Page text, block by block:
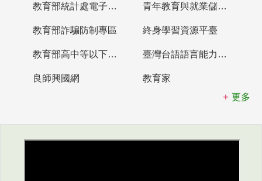
教育部統計處電子書櫃 青年教育與就業儲蓄帳戶
教育部詐騙防制專區 終身學習資源平臺
教育部高中等以下學校及幼兒園教師資格檢定考試 臺灣台語語言能力認證網站
良師興國網
教育家
更多